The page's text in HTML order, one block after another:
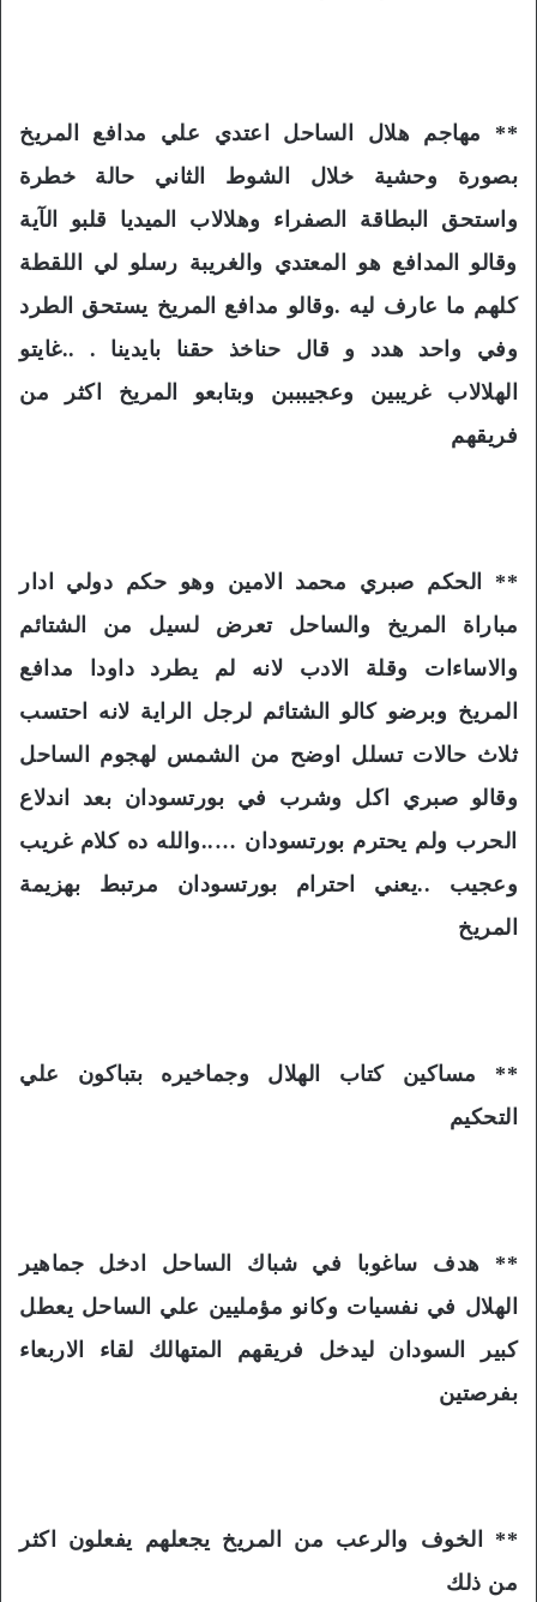
** مهاجم هلال الساحل اعتدي علي مدافع المريخ
بصورة وحشية خلال الشوط الثاني حالة خطرة
واستحق البطاقة الصفراء وهلالاب الميديا قلبو الآية
وقالو المدافع هو المعتدي والغريبة رسلو لي اللقطة
كلهم ما عارف ليه .وقالو مدافع المريخ يستحق الطرد
وفي واحد هدد و قال حناخذ حقنا بايدينا . ..غايتو
الهلالاب غريبين وعجيبببن وبتابعو المريخ اكثر من
فريقهم
** الحكم صبري محمد الامين وهو حكم دولي ادار
مباراة المريخ والساحل تعرض لسيل من الشتائم
والاساءات وقلة الادب لانه لم يطرد داودا مدافع
المريخ وبرضو كالو الشتائم لرجل الراية لانه احتسب
ثلاث حالات تسلل اوضح من الشمس لهجوم الساحل
وقالو صبري اكل وشرب في بورتسودان بعد اندلاع
الحرب ولم يحترم بورتسودان …..والله ده كلام غريب
وعجيب ..يعني احترام بورتسودان مرتبط بهزيمة
المريخ
** مساكين كتاب الهلال وجماخيره بتباكون علي
التحكيم
** هدف ساغوبا في شباك الساحل ادخل جماهير
الهلال في نفسيات وكانو مؤمليين علي الساحل يعطل
كبير السودان ليدخل فريقهم المتهالك لقاء الاربعاء
بفرصتين
** الخوف والرعب من المريخ يجعلهم يفعلون اكثر
من ذلك